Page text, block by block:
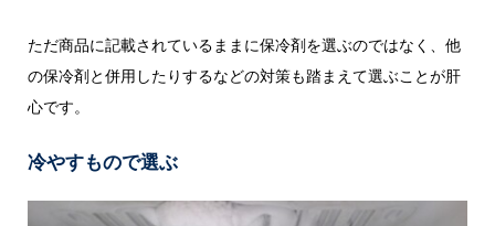
ただ商品に記載されているままに保冷剤を選ぶのではなく、他
の保冷剤と併用したりするなどの対策も踏まえて選ぶことが肝
心です。
冷やすもので選ぶ